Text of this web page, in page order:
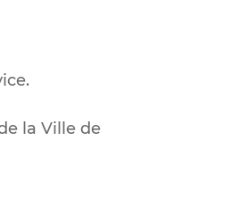
la Ville de